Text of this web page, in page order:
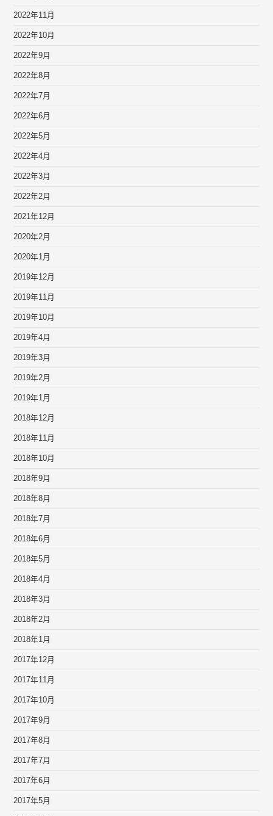
2022年11月
2022年10月
2022年9月
2022年8月
2022年7月
2022年6月
2022年5月
2022年4月
2022年3月
2022年2月
2021年12月
2020年2月
2020年1月
2019年12月
2019年11月
2019年10月
2019年4月
2019年3月
2019年2月
2019年1月
2018年12月
2018年11月
2018年10月
2018年9月
2018年8月
2018年7月
2018年6月
2018年5月
2018年4月
2018年3月
2018年2月
2018年1月
2017年12月
2017年11月
2017年10月
2017年9月
2017年8月
2017年7月
2017年6月
2017年5月